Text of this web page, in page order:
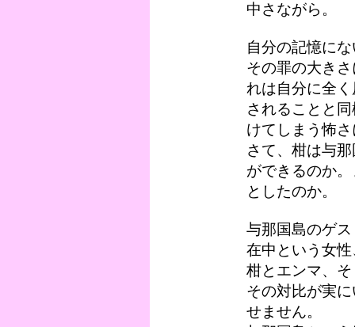
中さながら。
自分の記憶に
その罪の大き
れは自分に全
されることと
けてしまう怖
さて、柑は与
ができるのか
としたのか。
与那国島のゲ
在中という女性
柑とエンマ、
その対比が実
せません。